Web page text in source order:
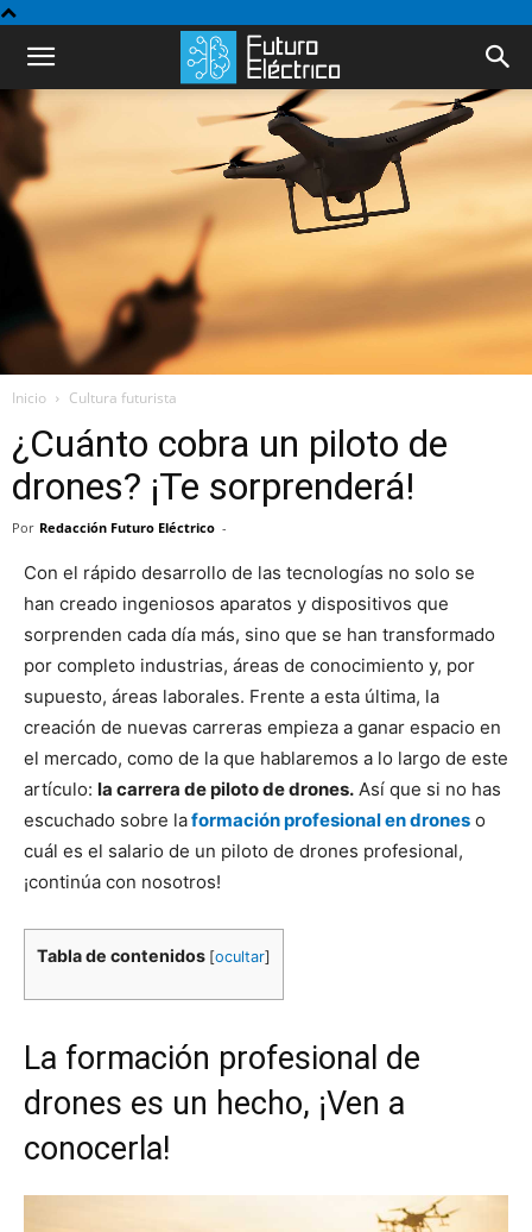
Inicio Cultura futurista
¿Cuánto cobra un piloto de
drones? ¡Te sorprenderá!
Por Redacción Futuro Eléctrico -
Con el rápido desarrollo de las tecnologías no solo se
han creado ingeniosos aparatos y dispositivos que
sorprenden cada día más, sino que se han transformado
por completo industrias, áreas de conocimiento y, por
supuesto, áreas laborales. Frente a esta última, la
creación de nuevas carreras empieza a ganar espacio en
el mercado, como de la que hablaremos a lo largo de este
artículo: la carrera de piloto de drones. Así que si no has
escuchado sobre laformación profesional en drones o
cuál es el salario de un piloto de drones profesional,
¡continúa con nosotros!
Tabla de contenidos [ocultar]
La formación profesional de
drones es un hecho, ¡Ven a
conocerla!